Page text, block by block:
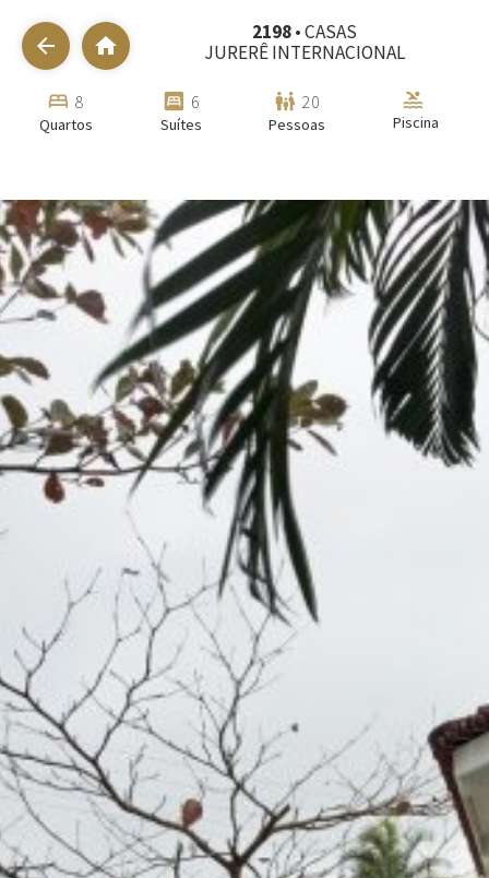
arrow_back home
2198• CASAS
JURERÊ INTERNACIONAL
bed 8
Quartos
bedroom_parent 6
Suítes
family_restroom 20
Pessoas
pool
Piscina